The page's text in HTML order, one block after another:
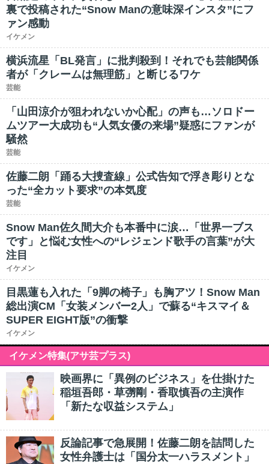
裏で投稿された“Snow Manの意味深インスタ”にフ
ァン感動
イケメン
横浜流星「BL発言」に批判殺到！それでも芸能関係
者が「クレームは無理筋」と断じるワケ
芸能
「山田涼介が狙われないか心配」の声も…ソロドー
ムツアー大成功も“人気女優の来場”疑惑にファンが
騒然
芸能
佐藤二朗「踊る大捜査線」公式告知で浮き彫りとな
った“全カット要求”の本気度
芸能
Snow Man佐久間大介も本番中に涙…「世界一ブス
です」と悩む女性への“レジェンド歌手の言葉”が大
注目
イケメン
目黒蓮も入れた「9脚の椅子」も胸アツ！Snow Man
総出演CM「女装メンバー2人」で蘇る“キスマイ＆
SUPER EIGHT版”の衝撃
イケメン
イケメン特集(アサ芸プラス)
映画界に「異例のビジネス」を仕掛けた
稲垣吾郎・草彅剛・香取慎吾の主演作
「新たな収益システム」
反論記事で急展開！佐藤二朗を詰問した
女性弁護士は「国分太一ハラスメント」